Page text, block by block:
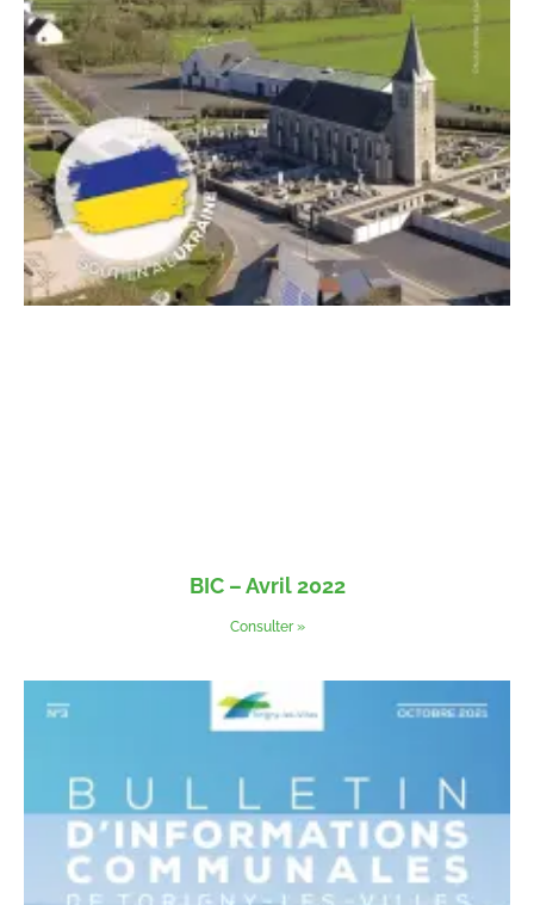
BIC – Avril 2022
Consulter »